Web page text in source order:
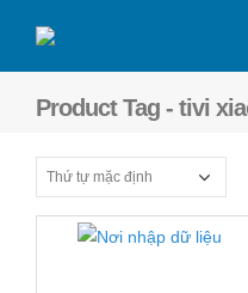
Product Tag - tivi